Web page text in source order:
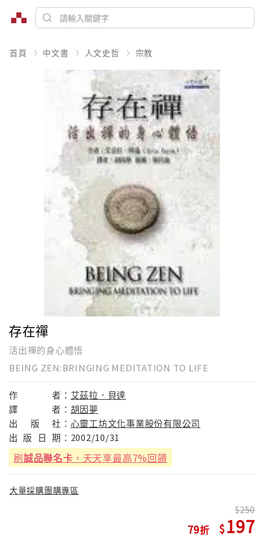
首頁 中文書 人文史哲 宗教
存在禪
活出禪的身心體悟
BEING ZEN:BRINGING MEDITATION TO LIFE
作 者： 艾茲拉．貝達
譯
者： 胡因夢
出
版 社： 心靈工坊文化事業股份有限公司
出 版 日 期： 2002/10/31
刷誠品聯名卡 ，天天享最高7%回饋
大量採購團購專區
79
250
197